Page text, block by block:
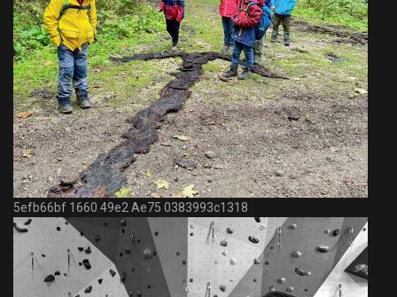
5efb66bf 1660 49e2 Ae75 0383993c1318